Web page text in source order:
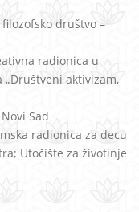
društvo –
radionica u
aktivizam,
Sad
radionica za decu
Utočište za životinje